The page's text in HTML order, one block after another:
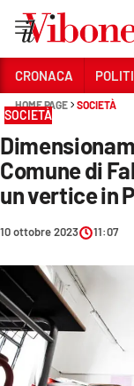
Sezioni
CRONACA
POLITICA
SOCIETÀ
CULTURA
ECONOMIA E
CRONACA
HOME PAGE SOCIETÀ
SOCIETÀ
Comune di
un vertice in
10 ottobre 2023 11:07